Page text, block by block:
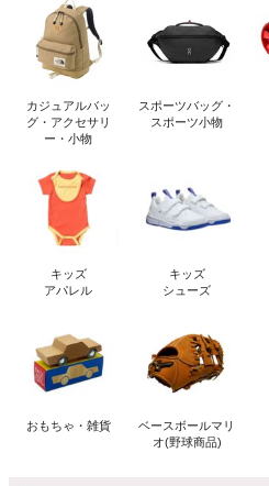
カジュアルバッ
グ・アクセサリ
ー・小物
スポーツバッグ・
スポーツ小物
キッズ
アパレル
キッズ
シューズ
おもちゃ・雑貨
ベースボールマリ
オ(野球商品)